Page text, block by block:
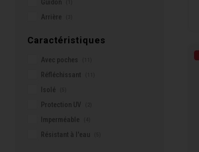
Guidon
Arrière
Caractéristiques
Avec poches
Réfléchissant
Isolé
Protection UV
Imperméable
Résistant à l'eau